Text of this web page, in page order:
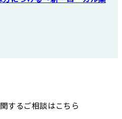
するご相談はこちら